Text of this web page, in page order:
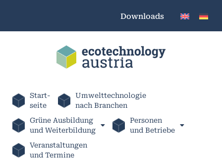
Downloads
Start-
seite
Umwelttechnologie
nach Branchen
Grüne Ausbildung
und Weiterbildung
Personen
und Betriebe
Veranstaltungen
und Termine